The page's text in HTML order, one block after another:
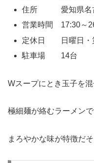
住所 愛知県名古
営業時間 17:30～
定休日 日曜日・
駐車場 14台
Wスープにとき玉子を
極細麺が絡むラーメンで
まろやかな味が特徴だそ